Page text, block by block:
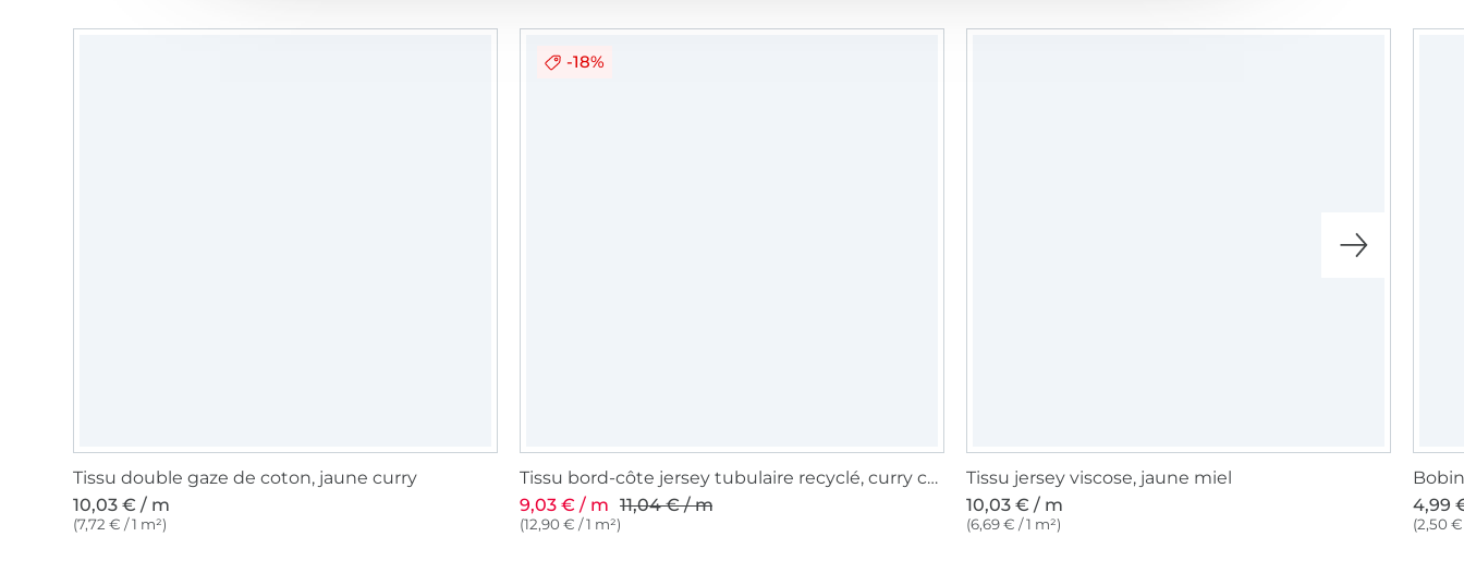
Tissu double gaze de coton, jaune curry
10,03 € / m
(7,72 € / 1 m²)
-18%
Tissu bord-côte jersey tubulaire recyclé, curry chiné
9,03 € / m 11,04 € / m
(12,90 € / 1 m²)
Tissu jersey viscose, jaune miel
10,03 € / m
(6,69 € / 1 m²)
4,99
(2,50